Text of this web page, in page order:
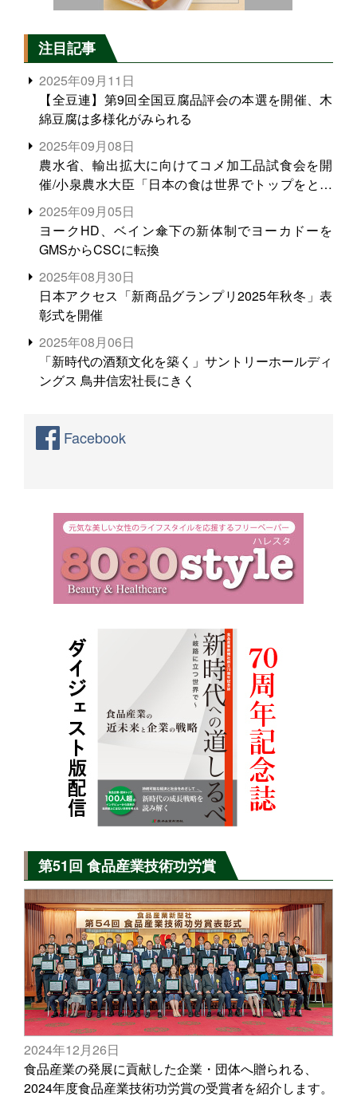
注目記事
2025年09月11日
【全豆連】第9回全国豆腐品評会の本選を開催、木
綿豆腐は多様化がみられる
2025年09月08日
農水省、輸出拡大に向けてコメ加工品試食会を開
催/小泉農水大臣「日本の食は世界でトップをとれ
る。米増産に向けて、米輸出需要の拡大を」
2025年09月05日
ヨークHD、ベイン傘下の新体制でヨーカドーを
GMSからCSCに転換
2025年08月30日
日本アクセス「新商品グランプリ2025年秋冬」表
彰式を開催
2025年08月06日
「新時代の酒類文化を築く」サントリーホールディ
ングス 鳥井信宏社長にきく
Facebook
第51回 食品産業技術功労賞
2024年12月26日
食品産業の発展に貢献した企業・団体へ贈られる、
2024年度食品産業技術功労賞の受賞者を紹介します。